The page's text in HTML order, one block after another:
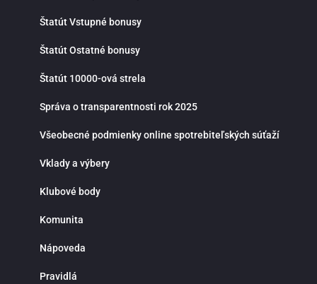
Štatút Vstupné bonusy
Štatút Ostatné bonusy
Štatút 10000-ová strela
Správa o transparentnosti rok 2025
Všeobecné podmienky online spotrebiteľských súťaží
Vklady a výbery
Klubové body
Komunita
Nápoveda
Pravidlá